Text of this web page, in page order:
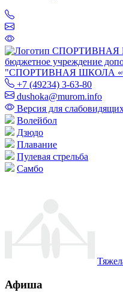
бюджетное учреждение
"СПОРТИВНАЯ ШКОЛА
+7 (49234) 3-63-80
dushoka@murom.info
Версия для
Волейбол
Дзюдо
Плавание
Пулевая стрельба
Самбо
Афиша